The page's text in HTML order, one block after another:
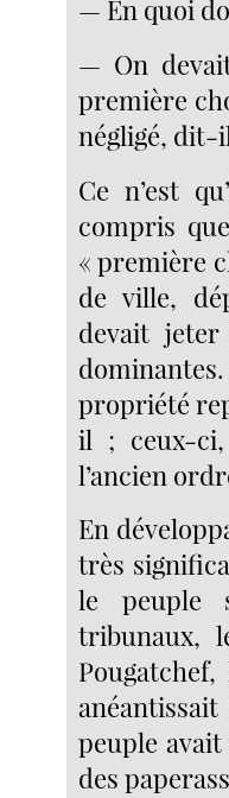
— En quoi
— On
première
négligé, dit-
Ce n’est
compris
« première
de ville,
devait
propriété
il ; ceux-
l’ancien
En
très
le peuple
tribunaux,
peuple
des